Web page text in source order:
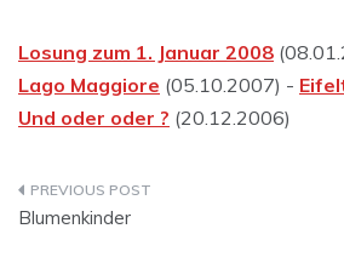
Losung zum 1. Januar 2008
Lago Maggiore (05.10.2007) -
Und oder oder ? (20.12.2006)
Beitragsnavigation
Blumenkinder